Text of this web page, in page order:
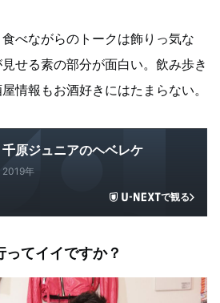
べながらのトークは飾りっ気な
せる素の部分が面白い。飲み歩き
情報もお酒好きにはたまらない。
千原ジュニアのヘベレケ
2019年
で観る
ってイイですか？